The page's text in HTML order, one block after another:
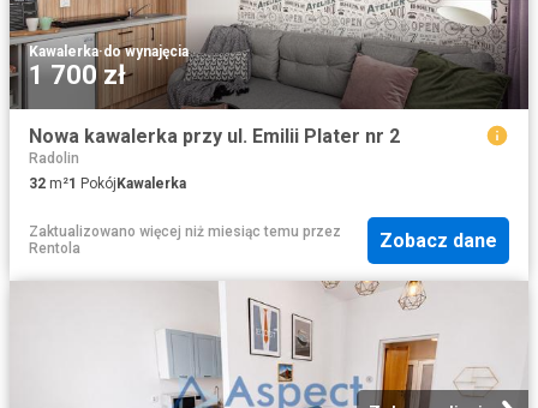
Kawalerka·do wynajęcia
1 700 zł
Nowa kawalerka przy ul. Emilii Plater nr 2
Radolin
32 m²1 Pokój Kawalerka
Zaktualizowano więcej niż miesiąc temu przez
Rentola
Zobacz dane